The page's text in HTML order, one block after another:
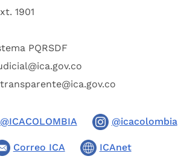
1901
PQRSDF
@ICACOLOMBIA @icacolombia
Correo ICA ICAnet